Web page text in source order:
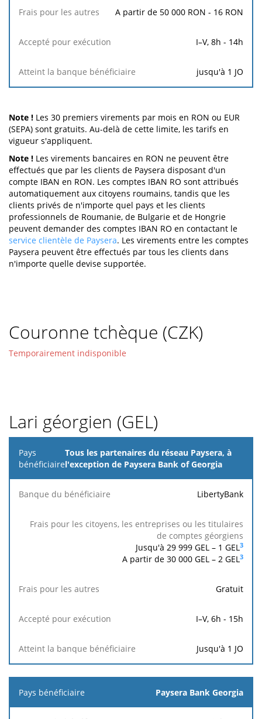
A partir de 50 000 RON - 16 RON
I–V, 8h - 14h
jusqu'à 1 JO
Note ! Les 30 premiers virements par mois en RON ou EUR
(SEPA) sont gratuits. Au-delà de cette limite, les tarifs en
vigueur s'appliquent.
Note ! Les virements bancaires en RON ne peuvent être
effectués que par les clients de Paysera disposant d'un
compte IBAN en RON. Les comptes IBAN RO sont attribués
automatiquement aux citoyens roumains, tandis que les
clients privés de n'importe quel pays et les clients
professionnels de Roumanie, de Bulgarie et de Hongrie
peuvent demander des comptes IBAN RO en contactant le
service clientèle de Paysera. Les virements entre les comptes
Paysera peuvent être effectués par tous les clients dans
n'importe quelle devise supportée.
Couronne tchèque (CZK)
Temporairement indisponible
Lari géorgien (GEL)
Pays
bénéficiaire
Frais pour
les
titulaires
comptes
Frais
pour
les
autres
Accepté
pour
exécution
Tous les partenaires du réseau Paysera, à
l'exception de Paysera Bank of Georgia
LibertyBank
Jusqu'à 29 999 GEL – 1 GEL3
A partir de 30 000 GEL – 2 GEL3
Gratuit
I–V, 6h - 15h
Jusqu'à 1 JO
Paysera Bank Georgia